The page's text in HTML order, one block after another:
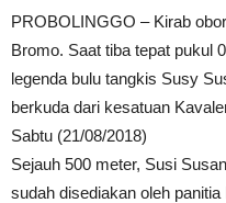
PROBOLINGGO – Kirab
Bromo. Saat tiba tepat pukul
legenda bulu tangkis Susy
berkuda dari kesatuan
Sabtu (21/08/2018)
Sejauh 500 meter, Susi
sudah disediakan oleh